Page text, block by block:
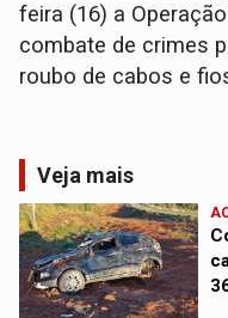
feira (16) a
combate de crimes
roubo de cabos e
Veja mais